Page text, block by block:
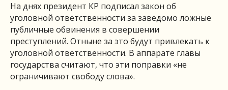
На днях президент КР подписал закон об
уголовной ответственности за заведомо ложные
публичные обвинения в совершении
преступлений. Отныне за это будут привлекать к
уголовной ответственности. В аппарате главы
государства считают, что эти поправки «не
ограничивают свободу слова».